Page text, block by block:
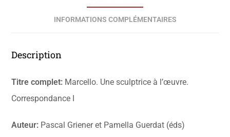
INFORMATIONS COMPLÉMENTAIRES
Description
Titre complet: Marcello. Une sculptrice à l’œuvre.
Correspondance I
Auteur: Pascal Griener et Pamella Guerdat (éds)